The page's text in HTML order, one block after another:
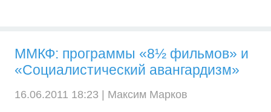
ММКФ: программы «8½ фильмов» и
«Социалистический авангардизм»
16.06.2011 18:23 | Максим Марков